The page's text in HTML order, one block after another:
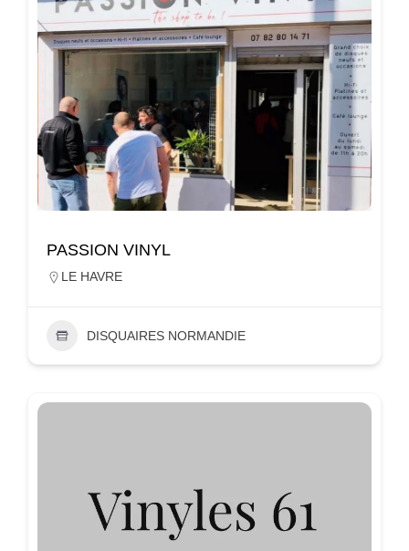
PASSION VINYL
LE HAVRE
DISQUAIRES NORMANDIE